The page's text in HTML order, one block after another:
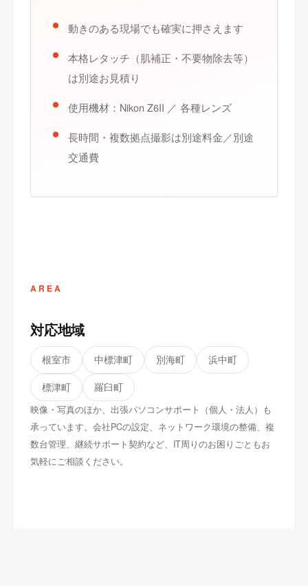
動きのある現場でも確実に押さえます
本格レタッチ（肌補正・不要物除去等）
は別途お見積り
使用機材：Nikon Z6II ／ 各種レンズ
長時間・複数拠点撮影は別途料金／別途
交通費
AREA
対応地域
根室市 中標津町 別海町 浜中町
標津町 羅臼町
映像・写真のほか、出張パソコンサポート（個人・法人）も
承っています。会社PCの設定、ネットワーク環境の整備、複
数台管理、継続サポート契約など、IT周りのお困りごともお
気軽にご相談ください。